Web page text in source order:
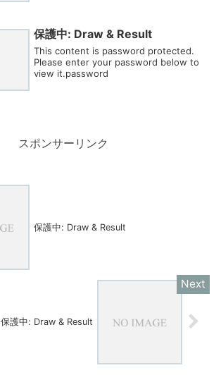
保護中: Draw & Result
This content is password protected.
Please enter your password below to
view it.password
スポンサーリンク
保護中: Draw & Result
保護中: Draw & Result